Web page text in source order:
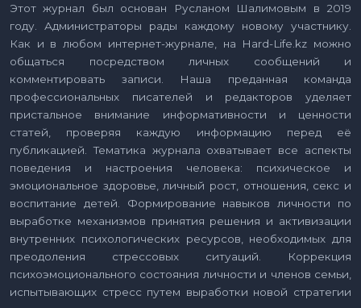
Этот журнал был основан Русланом Шалимовым в 2019
году. Администраторы рады каждому новому участнику.
Как и в любом интернет-журнале, на Hard-Life.kz можно
общаться посредством личных сообщений и
комментировать записи. Наша преданная команда
профессиональных писателей и редакторов уделяет
пристальное внимание информативности и ценности
статей, проверяя каждую информацию перед её
публикацией. Тематика журнала охватывает все аспекты
поведения и настроения человека: психическое и
эмоциональное здоровье, личный рост, отношения, секс и
воспитание детей. Формирование навыков личности по
выработке механизмов принятия решения и активизации
внутренних психологических ресурсов, необходимых для
преодоления стрессовых ситуаций. Коррекция
психоэмоционального состояния личности и членов семьи,
испытывающих стресс путем выработки новой стратегии